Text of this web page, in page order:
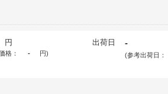
円
格： - 円)
出荷日 -
(参考出荷日：